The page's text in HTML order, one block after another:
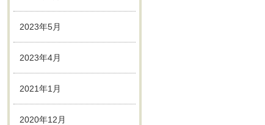
2023年5月
2023年4月
2021年1月
2020年12月